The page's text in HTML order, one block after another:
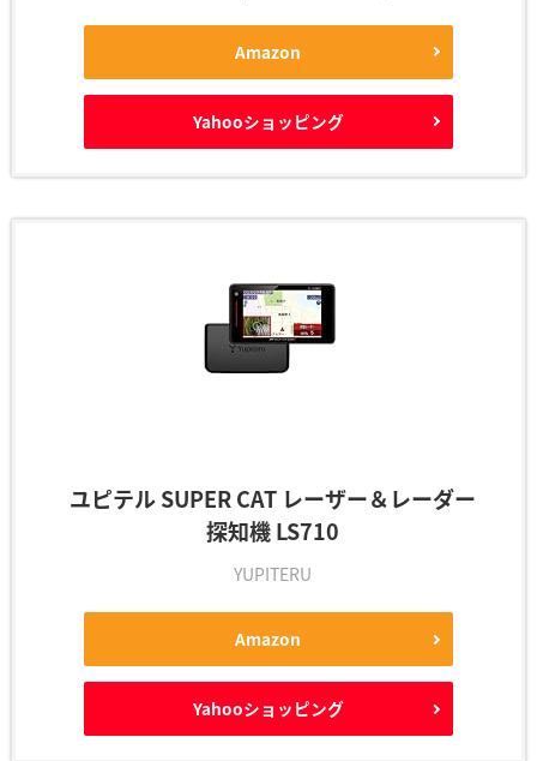
Amazon
Yahooショッピング
ユピテル SUPER CAT レーザー＆レーダー
探知機 LS710
YUPITERU
Amazon
Yahooショッピング